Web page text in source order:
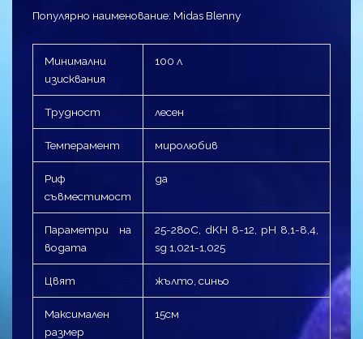
Популярно наименование: Midas Blenny
Минимални
изисквания
100 л
Трудност лесен
Темперамент миролюбив
Риф
съвместимост
да
Параметри на
водата
25-28оC, dKH 8-12, pH 8,1-8,4,
sg 1,021-1,025
Цвят жълто, синьо
Максимален
размер
15см